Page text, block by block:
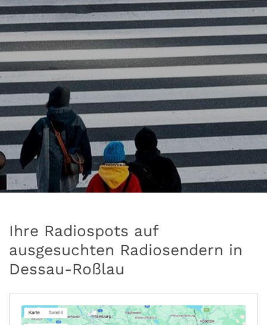
Ihre Radiospots auf
ausgesuchten Radiosendern in
Dessau-Roßlau